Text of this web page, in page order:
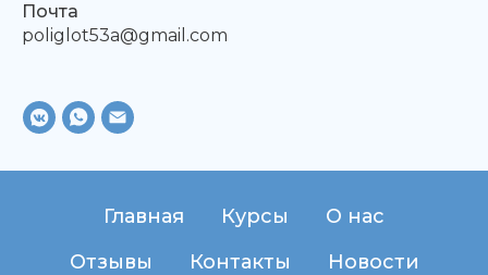
Почта
poliglot53a@gmail.com
Главная Курсы
О нас
Отзывы
Контакты Новости